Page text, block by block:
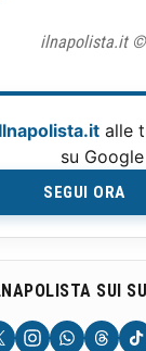
ilnapolista.it ©
Ilnapolista.it alle
su Google
SEGUI ORA
SUI